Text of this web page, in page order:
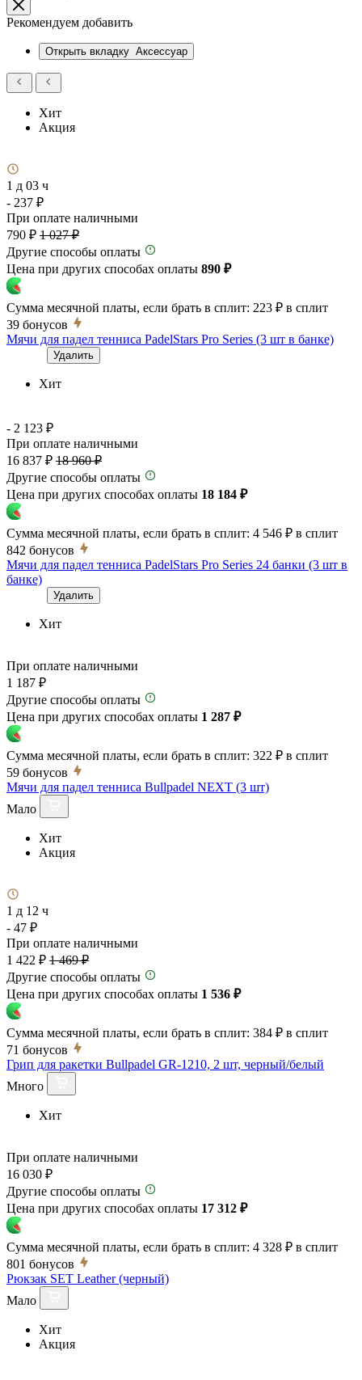
Рекомендуем добавить
Открыть вкладку Аксессуар
Хит
Акция
1 д 03 ч
- 237 ₽
При оплате наличными
790 ₽ 1 027 ₽
Другие способы оплаты
Цена при других способах оплаты 890 ₽
Сумма месячной платы, если брать в сплит: 223 ₽ в сплит
39 бонусов
Мячи для падел тенниса PadelStars Pro Series (3 шт в банке)
Удалить
Хит
- 2 123 ₽
При оплате наличными
16 837 ₽ 18 960 ₽
Другие способы оплаты
Цена при других способах оплаты 18 184 ₽
Сумма месячной платы, если брать в сплит: 4 546 ₽ в сплит
842 бонусов
Мячи для падел тенниса PadelStars Pro Series 24 банки (3 шт в
банке)
Удалить
Хит
При оплате наличными
1 187 ₽
Другие способы оплаты
Цена при других способах оплаты 1 287 ₽
Сумма месячной платы, если брать в сплит: 322 ₽ в сплит
59 бонусов
Мячи для падел тенниса Bullpadel NEXT (3 шт)
Мало
Хит
Акция
1 д 12 ч
- 47 ₽
При оплате наличными
1 422 ₽ 1 469 ₽
Другие способы оплаты
Цена при других способах оплаты 1 536 ₽
Сумма месячной платы, если брать в сплит: 384 ₽ в сплит
71 бонусов
Грип для ракетки Bullpadel GR-1210, 2 шт, черный/белый
Много
Хит
При оплате наличными
16 030 ₽
Другие способы оплаты
Цена при других способах оплаты 17 312 ₽
Сумма месячной платы, если брать в сплит: 4 328 ₽ в сплит
801 бонусов
Рюкзак SET Leather (черный)
Мало
Хит
Акция